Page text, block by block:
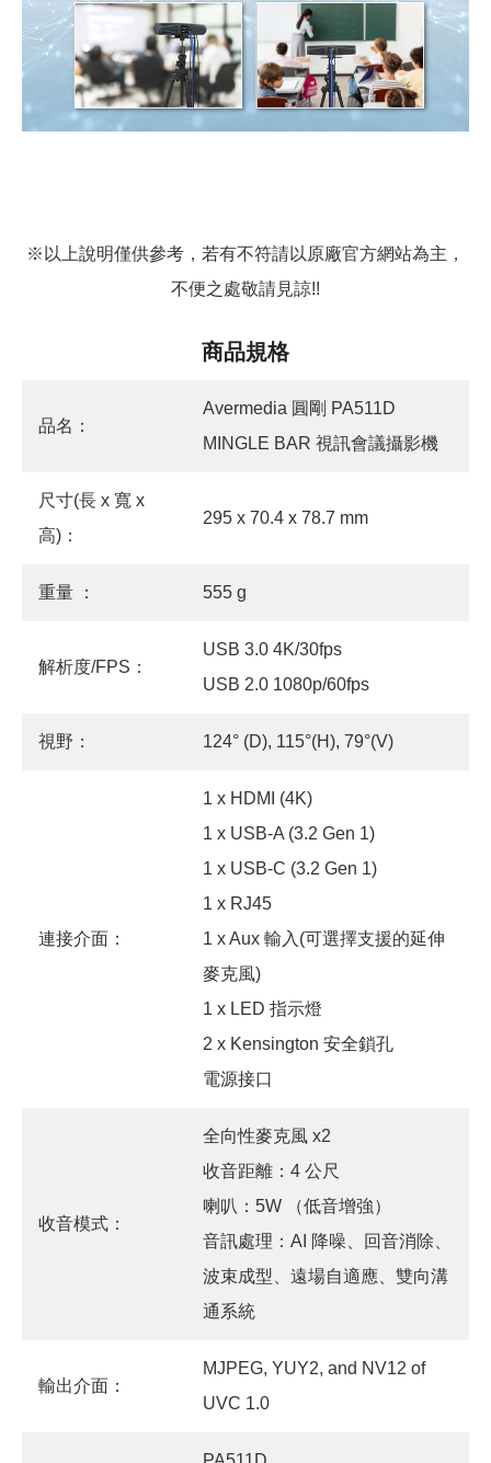
※以上說明僅供參考，若有不符請以原廠官方網站為主，
不便之處敬請見諒!!
商品規格
品名：
Avermedia 圓剛 PA511D
MINGLE BAR 視訊會議攝影機
尺寸(長 x 寬 x
高)：
295 x 70.4 x 78.7 mm
重量 ： 555 g
解析度/FPS：
USB 3.0 4K/30fps
USB 2.0 1080p/60fps
視野： 124° (D), 115°(H), 79°(V)
連接介面：
1 x HDMI (4K)
1 x USB-A (3.2 Gen 1)
1 x USB-C (3.2 Gen 1)
1 x RJ45
1 x Aux 輸入(可選擇支援的延伸
麥克風)
1 x LED 指示燈
2 x Kensington 安全鎖孔
電源接口
收音模式：
全向性麥克風 x2
收音距離：4 公尺
喇叭：5W （低音增強）
音訊處理：AI 降噪、回音消除、
波束成型、遠場自適應、雙向溝
通系統
輸出介面：
MJPEG, YUY2, and NV12 of
UVC 1.0